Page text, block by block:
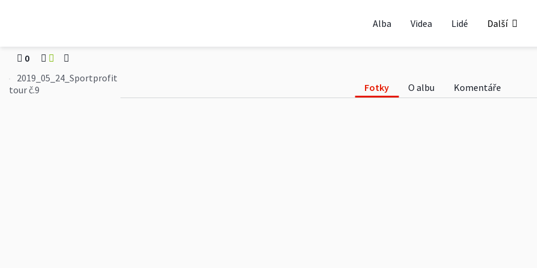
Alba Videa Lidé Další
0
2019_05_24_Sportprofit
tour č.9
Fotky O albu Komentáře